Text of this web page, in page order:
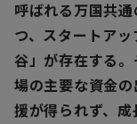
呼ばれる万国共
つ、スタートア
谷」が存在する
場の主要な資金
援が得られず、